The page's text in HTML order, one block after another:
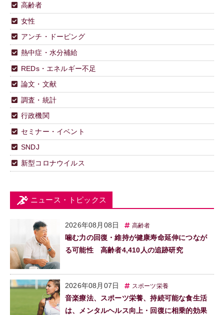
高齢者
女性
アンチ・ドーピング
熱中症・水分補給
REDs・エネルギー不足
論文・文献
調査・統計
行政機関
セミナー・イベント
SNDJ
新型コロナウイルス
ニュース・トピックス
2026年08月08日 高齢者
噛む力の回復・維持が健康寿命延伸につなが
る可能性 高齢者4,410人の追跡研究
2026年08月07日 スポーツ栄養
音楽療法、スポーツ栄養、持続可能な食生活
は、メンタルヘルス向上・回復に相乗的効果